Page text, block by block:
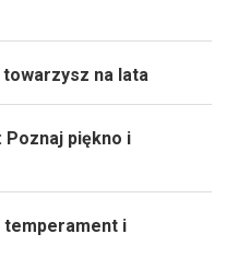
towarzysz na lata
piękno i
temperament i